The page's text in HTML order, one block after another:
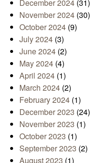
December 2024 (31)
November 2024 (30)
October 2024 (9)
July 2024 (3)
June 2024 (2)
May 2024 (4)
April 2024 (1)
March 2024 (2)
February 2024 (1)
December 2023 (24)
November 2023 (1)
October 2023 (1)
September 2023 (2)
August 2023 (1)